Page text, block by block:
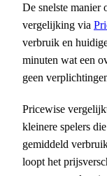
De snelste manier
vergelijking via
verbruik en
minuten wat een
geen
Pricewise
kleinere spelers
gemiddeld
loopt het